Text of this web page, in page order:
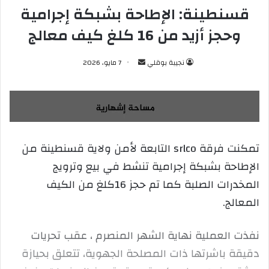
قسنطينة: الإطاحة بشبكة إجرامية
وحجز أزيد من 16 كلغ كيف معالج
نجيبة بوقلي
س
ل
ب
ي
د
إ
ت
ر
7 مايو، 2026
تمكنت فرقة srlco التابعة لأمن ولاية قسنطينة من
الإطاحة بشبكة إجرامية تنشط في بيع وترويج
المخدرات الصلبة كما تم حجز 16كلغ من الكيف
المعالج.
نفذت العملية نهاية الشهر المنصرم ، عقب تحريات
دقيقة باشرتها ذات المصلحة الجهوية، تتعلق بحيازة